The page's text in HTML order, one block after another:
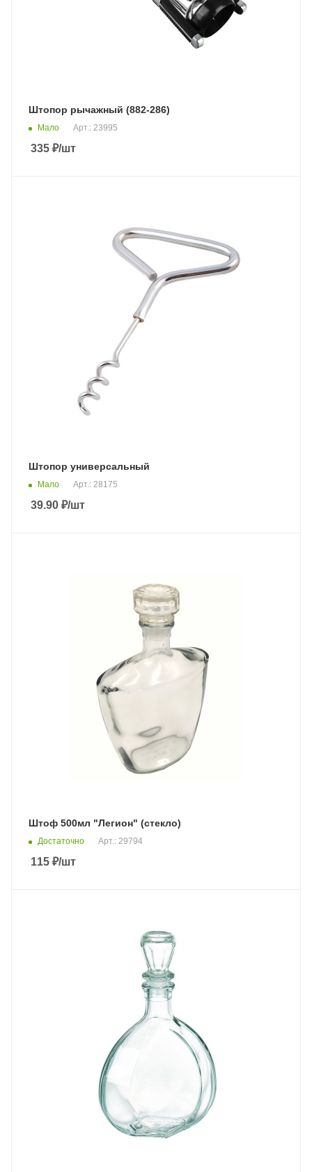
Штопор рычажный (882-286)
Мало Арт.: 23995
335 ₽/шт
Штопор универсальный
Мало Арт.: 28175
39.90 ₽/шт
Штоф 500мл "Легион" (стекло)
Достаточно Арт.: 29794
115 ₽/шт